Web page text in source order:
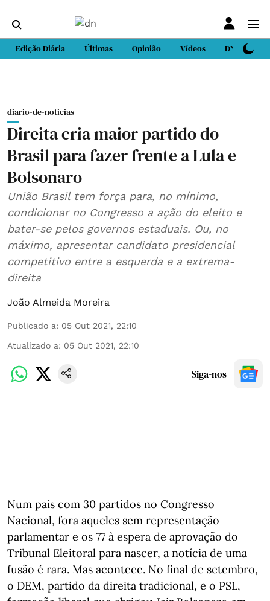
Edição Diária Últimas Opinião Vídeos DN Sport
diario-de-noticias
Direita cria maior partido do
Brasil para fazer frente a Lula e
Bolsonaro
União Brasil tem força para, no mínimo,
condicionar no Congresso a ação do eleito e
bater-se pelos governos estaduais. Ou, no
máximo, apresentar candidato presidencial
competitivo entre a esquerda e a extrema-
direita
João Almeida Moreira
Publicado a: 05 Out 2021, 22:10
Atualizado a: 05 Out 2021, 22:10
Siga-nos
Num país com 30 partidos no Congresso
Nacional, fora aqueles sem representação
parlamentar e os 77 à espera de aprovação do
Tribunal Eleitoral para nascer, a notícia de uma
fusão é rara. Mas acontece. No final de setembro,
o DEM, partido da direita tradicional, e o PSL,